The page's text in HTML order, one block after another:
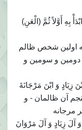
بِهِ أَوَّلاً ثُمَّ (الْعَنِ)
اولين شخص ظالم
دومين و سومين و
زِيَادٍ وَ ابْنَ مَرْجَانَةَ
آن ظالمان - و
مرجانه
زِيَادٍ وَ آلَ مَرْوَانَ